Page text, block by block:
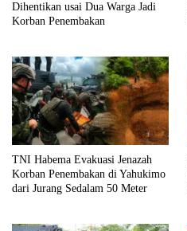
Dihentikan usai Dua Warga Jadi
Korban Penembakan
TNI Habema Evakuasi Jenazah
Korban Penembakan di Yahukimo
dari Jurang Sedalam 50 Meter